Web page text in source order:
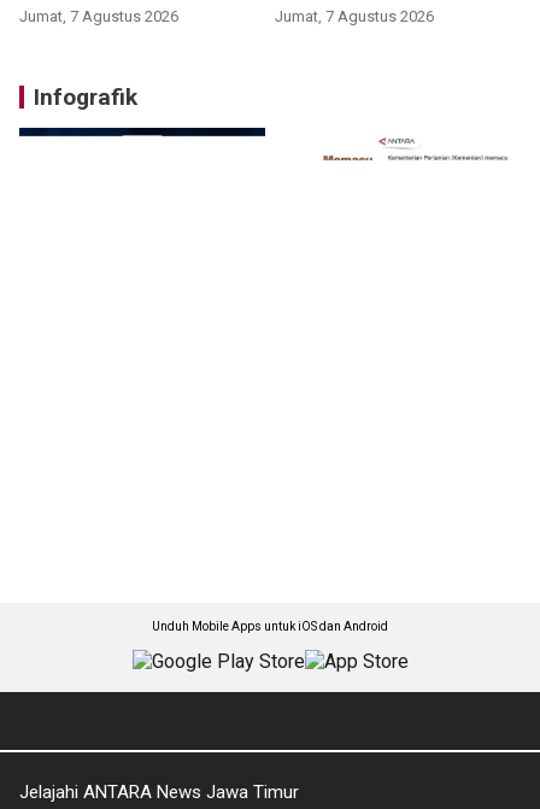
Jumat, 7 Agustus 2026 Jumat, 7 Agustus 2026
Infografik
Unduh Mobile Apps untuk iOS dan Android
Jelajahi ANTARA News Jawa Timur